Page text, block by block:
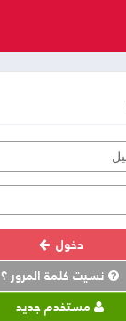
دخول
نسيت كلمة المرور ؟
مستخدم جديد